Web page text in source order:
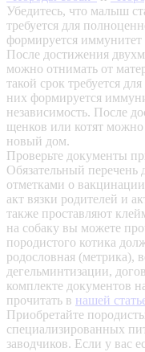
Убедитесь, что малыш
требуется для
формируется иммунитет
После достижения
можно отнимать от
такой срок требуется
них формируется
независимость. После
щенков или котят
новый дом.
Проверьте документы
Обязательный перечень
отметками о
акт вязки родителей и
также проставляют
на собаку вы можете
породистого котика
родословная (метрика),
дегельминтизации,
комплекте документов
прочитать в нашей
Приобретайте
специализированных
заводчиков. Если у вас